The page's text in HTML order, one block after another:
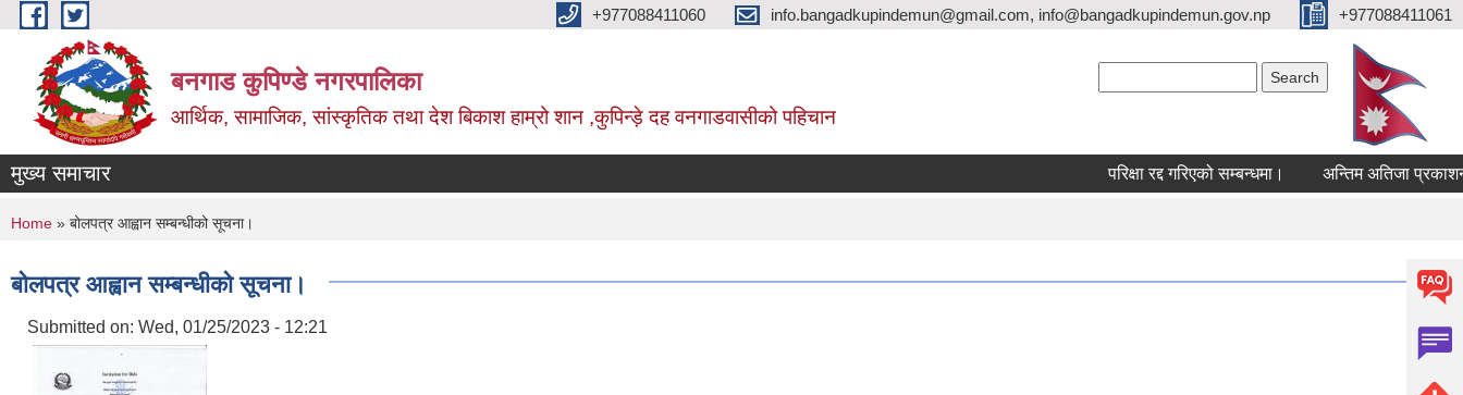
Skip to main content +977088411060 info.bangadkupindemun@gmail.com, info@bangadkupindemun.gov.np +977088411061
बनगाड कुपिण्डे नगरपालिका
आर्थिक, सामाजिक, सांस्कृतिक तथा देश बिकाश हाम्रो शान ,कुपिन्ड़े दह वनगाडवासीको पहिचान
मुख्य समाचार परिक्षा रद्द गरिएको सम्बन्धमा। अन्तिम अतिजा प्रकाशन
You are here
Home » बोलपत्र आह्वान सम्बन्धीको सूचना।
बोलपत्र आह्वान सम्बन्धीको सूचना।
Submitted on: Wed, 01/25/2023 - 12:21